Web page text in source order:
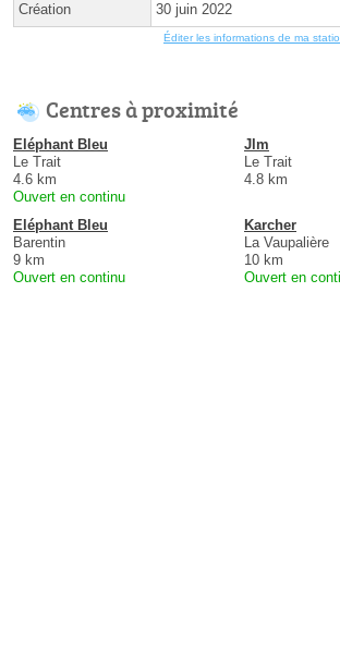
Création 30 juin 2022
Éditer les informations de ma
Centres à proximité
Eléphant Bleu
Le Trait
4.6 km
Ouvert en continu
Jlm
Le Trait
4.8 km
Eléphant Bleu
Barentin
9 km
Ouvert en continu
Karcher
La Vaupalière
10 km
Ouvert en